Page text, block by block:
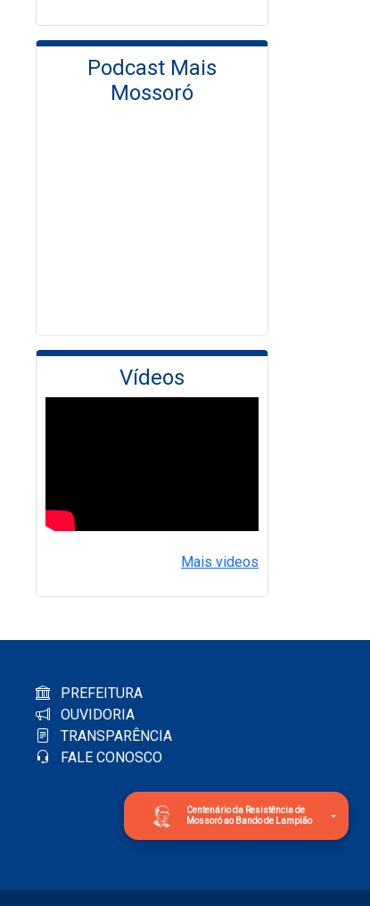
Centenário da Resistência de
Mossoró ao Bando de Lampião
Podcast Mais
Mossoró
Vídeos
Mais videos
PREFEITURA
OUVIDORIA
TRANSPARÊNCIA
FALE CONOSCO